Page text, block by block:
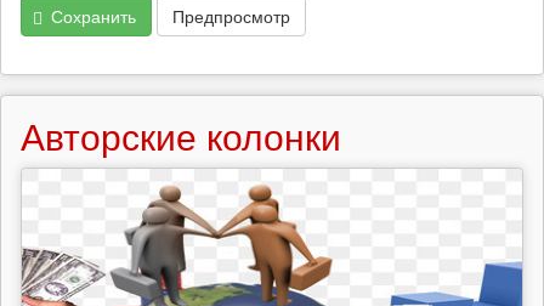
Сохранить Предпросмотр
Авторские колонки